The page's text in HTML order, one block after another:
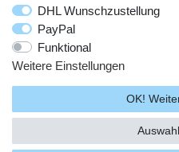
DHL Wunschzustellung
PayPal
Funktional
Weitere Einstellungen
OK!